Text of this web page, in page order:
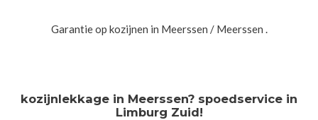
Garantie op kozijnen in Meerssen / Meerssen .
kozijnlekkage in Meerssen? spoedservice in
Limburg Zuid!